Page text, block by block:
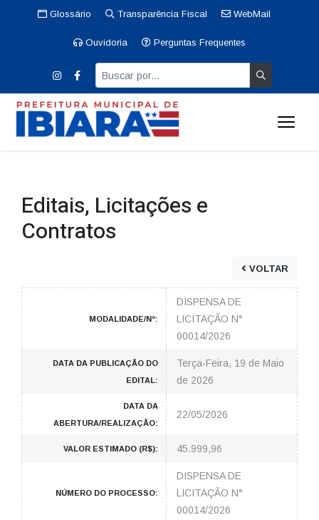
Glossário Transparência Fiscal WebMail
Ouvidoria Perguntas Frequentes
Editais, Licitações e
Contratos
VOLTAR
MODALIDADE/Nº:
DISPENSA DE
LICITAÇÃO N°
00014/2026
DATA DA PUBLICAÇÃO DO
EDITAL:
Terça-Feira, 19 de Maio
de 2026
DATA DA
ABERTURA/REALIZAÇÃO:
22/05/2026
VALOR ESTIMADO (R$): 45.999,96
NÚMERO DO PROCESSO:
DISPENSA DE
LICITAÇÃO N°
00014/2026